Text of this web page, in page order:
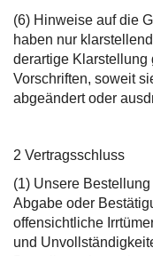
(6) Hinweise auf die
haben nur
derartige Klarstellung
Vorschriften, soweit
abgeändert oder
2 Vertragsschluss
(1) Unsere
Abgabe oder
offensichtliche
und